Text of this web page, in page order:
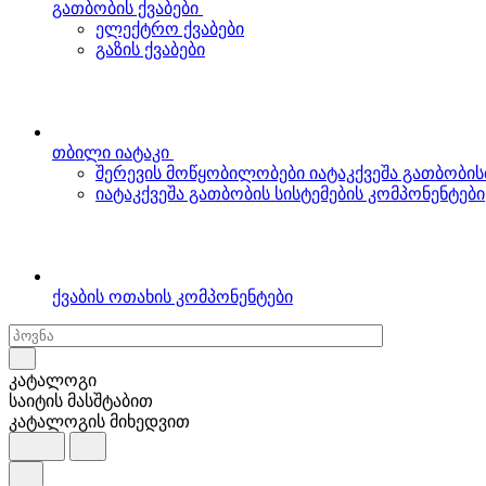
გათბობის ქვაბები
ელექტრო ქვაბები
გაზის ქვაბები
თბილი იატაკი
შერევის მოწყობილობები იატაკქვეშა
იატაკქვეშა გათბობის სისტემების კომპონენტები
ქვაბის ოთახის კომპონენტები
კატალოგი
საიტის მასშტაბით
კატალოგის მიხედვით